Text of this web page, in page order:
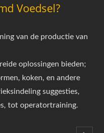
Voedsel?
van de productie van
oplossingen bieden;
koken, en andere
suggesties,
tot operatortraining.